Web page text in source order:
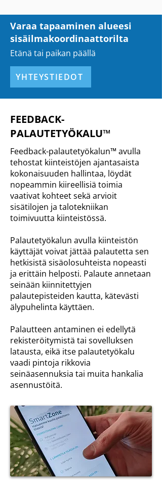
Varaa tapaaminen alueesi
sisäilmakoordinaattorilta
Etänä tai paikan päällä
YHTEYSTIEDOT
FEEDBACK-
PALAUTETYÖKALU™
Feedback-palautetyökalun™ avulla
tehostat kiinteistöjen ajantasaista
kokonaisuuden hallintaa, löydät
nopeammin kiireellisiä toimia
vaativat kohteet sekä arvioit
sisätilojen ja talotekniikan
toimivuutta kiinteistössä.
Palautetyökalun avulla kiinteistön
käyttäjät voivat jättää palautetta sen
hetkisistä sisäolosuhteista nopeasti
ja erittäin helposti. Palaute annetaan
seinään kiinnitettyjen
palautepisteiden kautta, kätevästi
älypuhelinta käyttäen.
Palautteen antaminen ei edellytä
rekisteröitymistä tai sovelluksen
latausta, eikä itse palautetyökalu
vaadi pintoja rikkovia
seinäasennuksia tai muita hankalia
asennustöitä.